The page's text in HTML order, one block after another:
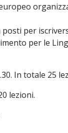
per
per le
In totale 25
lezioni.